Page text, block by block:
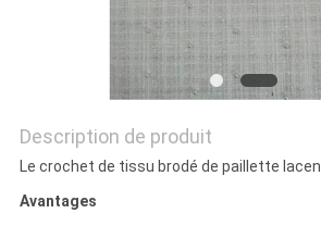
CONFIDENTIALITÉ
Description de produit
Le crochet de tissu brodé de paillette
Avantages